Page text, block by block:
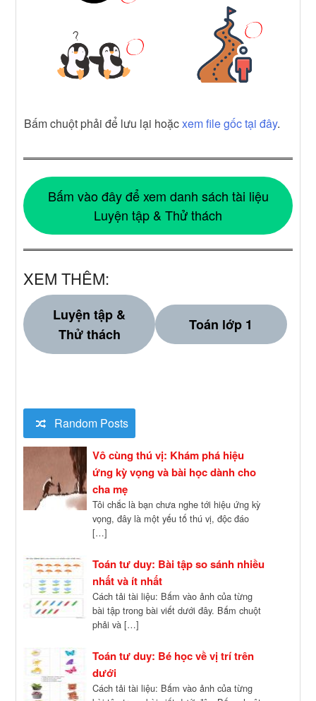
Bấm chuột phải để lưu lại hoặcxem file gốc tại đây.
Bấm vào đây để xem danh sách tài liệu
Luyện tập & Thử thách
XEM THÊM:
Luyện tập &
Thử thách
Toán lớp 1
Random Posts
Vô cùng thú vị: Khám phá hiệu
ứng kỳ vọng và bài học dành cho
cha mẹ
Tôi chắc là bạn chưa nghe tới hiệu ứng kỳ
vọng, đây là một yếu tố thú vị, độc đáo
[…]
Toán tư duy: Bài tập so sánh nhiều
nhất và ít nhất
Cách tải tài liệu: Bấm vào ảnh của từng
bài tập trong bài viết dưới đây. Bấm chuột
phải và […]
Toán tư duy: Bé học về vị trí trên
dưới
Cách tải tài liệu: Bấm vào ảnh của từng